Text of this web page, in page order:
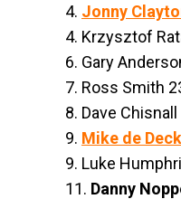
4. Jonny
4. Krzysztof
6. Gary
7. Ross Smith
8. Dave
9. Mike de
9. Luke
11. Danny